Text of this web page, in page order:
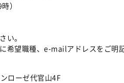
）
い。
希望職種、e-mailアドレスをご明
ローゼ代官山4F